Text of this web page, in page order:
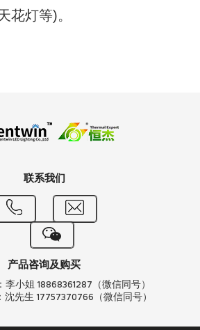
花灯等)。
联系我们
产品咨询及购买
小姐 18868361287（微信同号）
沈先生 17757370766（微信同号）